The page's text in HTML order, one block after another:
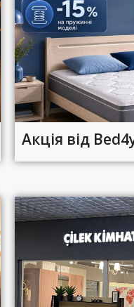
Акція від